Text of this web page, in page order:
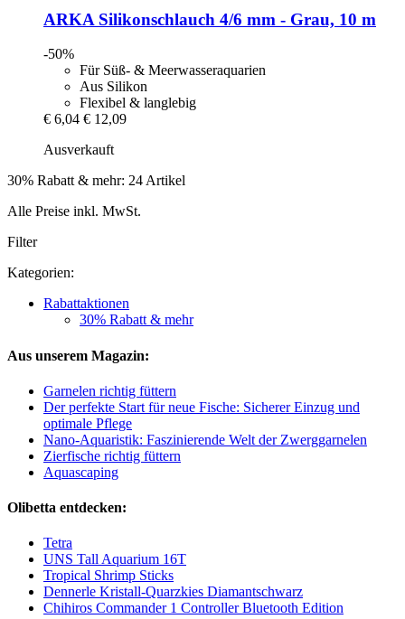
ARKA Silikonschlauch 4/6 mm -​ Grau, 10 m
-50%
Für Süß- & Meerwasseraquarien
Aus Silikon
Flexibel & langlebig
€ 6,04 € 12,09
Ausverkauft
30% Rabatt & mehr: 24 Artikel
Alle Preise inkl. MwSt.
Filter
Kategorien:
Rabattaktionen
30% Rabatt & mehr
Aus unserem Magazin:
Garnelen richtig füttern
Der perfekte Start für neue Fische: Sicherer Einzug und
optimale Pflege
Nano-Aquaristik: Faszinierende Welt der Zwerggarnelen
Zierfische richtig füttern
Aquascaping
Olibetta entdecken:
Tetra
UNS Tall Aquarium 16T
Tropical Shrimp Sticks
Dennerle Kristall-Quarzkies Diamantschwarz
Chihiros Commander 1 Controller Bluetooth Edition